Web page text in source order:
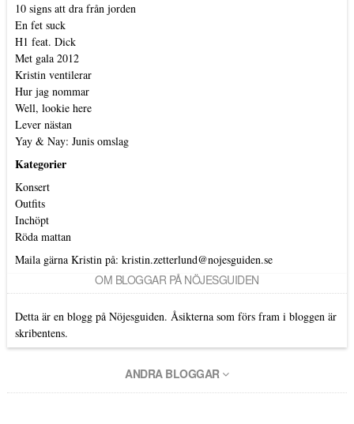
10 signs att dra från jorden
En fet suck
H1 feat. Dick
Met gala 2012
Kristin ventilerar
Hur jag nommar
Well, lookie here
Lever nästan
Yay & Nay: Junis omslag
Kategorier
Konsert
Outfits
Inchöpt
Röda mattan
Maila gärna Kristin på: kristin.zetterlund@nojesguiden.se
OM BLOGGAR PÅ NÖJESGUIDEN
Detta är en blogg på Nöjesguiden. Åsikterna som förs fram i bloggen är
skribentens.
ANDRA BLOGGAR